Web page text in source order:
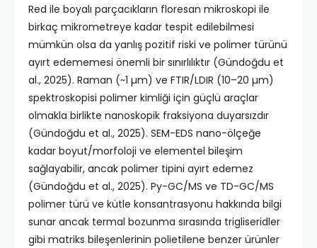
Red ile boyalı parçacıkların floresan mikroskopi ile
birkaç mikrometreye kadar tespit edilebilmesi
mümkün olsa da yanlış pozitif riski ve polimer türünü
ayırt edememesi önemli bir sınırlılıktır (Gündoğdu et
al., 2025). Raman (~1 µm) ve FTIR/LDIR (10–20 µm)
spektroskopisi polimer kimliği için güçlü araçlar
olmakla birlikte nanoskopik fraksiyona duyarsızdır
(Gündoğdu et al., 2025). SEM-EDS nano-ölçeğe
kadar boyut/morfoloji ve elementel bileşim
sağlayabilir, ancak polimer tipini ayırt edemez
(Gündoğdu et al., 2025). Py-GC/MS ve TD-GC/MS
polimer türü ve kütle konsantrasyonu hakkında bilgi
sunar ancak termal bozunma sırasında trigliseridler
gibi matriks bileşenlerinin polietilene benzer ürünler